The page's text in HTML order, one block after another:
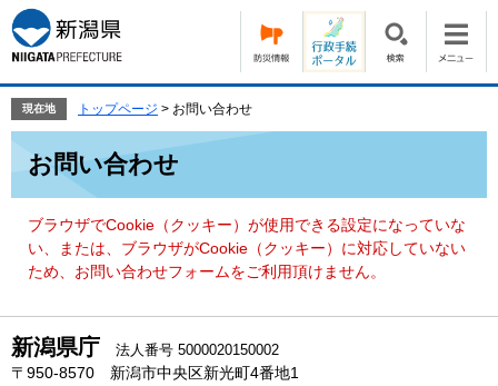
ー
ジ
の
頭
す。
ニ
ュ
ー
飛
て
現在地 トップページ > お問い合わせ
お問い合わせ
ブラウザでCookie（クッキー）が使用できる設定になっていな
い、または、ブラウザがCookie（クッキー）に対応していない
ため、お問い合わせフォームをご利用頂けません。
新潟県庁 法人番号 5000020150002
〒950-8570 新潟市中央区新光町4番地1